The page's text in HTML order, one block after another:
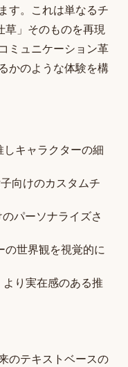
す。これは単なるチ
草」そのものを再現
ミュニケーション革
かのような体験を構
キャラクターの細
向けのカスタムチ
パーソナライズさ
世界観を視覚的に
り実在感のある推
のテキストベースの